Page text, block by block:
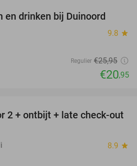
en drinken bij Duinoord
9.8 star
Regulier €25,95
€20,95
41%
2 + ontbijt + late check-out
8.9 star